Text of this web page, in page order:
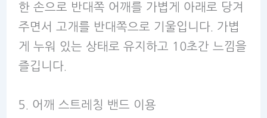
한 손으로 반대쪽 어깨를 가볍게 아래로 당겨
주면서 고개를 반대쪽으로 기울입니다. 가볍
게 누워 있는 상태로 유지하고 10초간 느낌을
즐깁니다.
5. 어깨 스트레칭 밴드 이용